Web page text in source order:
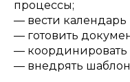
процессы;
— вести календарь
— готовить
— координировать
— внедрять